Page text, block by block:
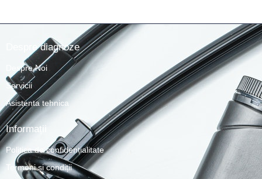
Despre diagnoze
Despre Noi
Servicii
Asistenta tehnica
Informații
Politica de confidențialitate
Termeni și condiții